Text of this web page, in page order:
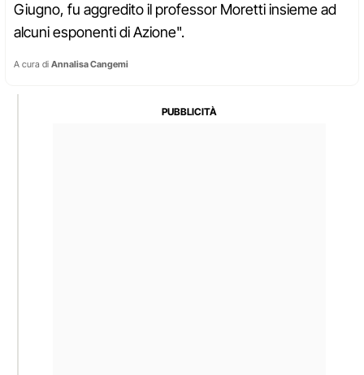
Giugno, fu aggredito il professor Moretti insieme ad
alcuni esponenti di Azione".
A cura di Annalisa Cangemi